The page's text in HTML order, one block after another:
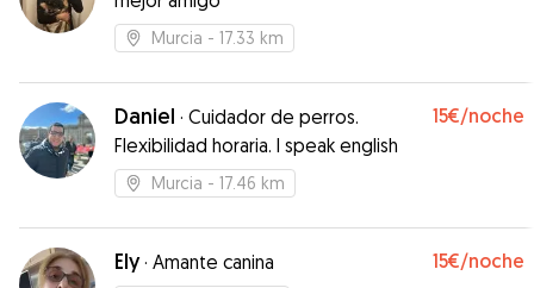
Murcia - 17.33 km
Daniel · Cuidador de perros.
Flexibilidad horaria. I speak english
15€/noche
Murcia - 17.46 km
Ely· Amante canina 15€/noche